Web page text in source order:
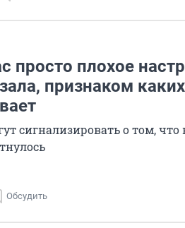
просто плохое
признаком каких
сигнализировать о том, что
Обсудить